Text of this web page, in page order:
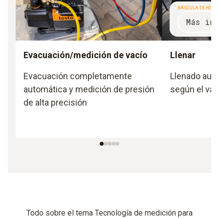
Evacuación/medición de vacío
Evacuación completamente
automática y medición de presión
de alta precisión
BÁSCULA DE
Más
Llenar
Llenado
según el
Todo sobre el tema Tecnología de medición para